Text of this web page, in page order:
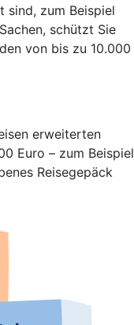
sind, zum Beispiel
schützt Sie
von bis zu 10.000
erweiterten
Euro – zum Beispiel
Reisegepäck